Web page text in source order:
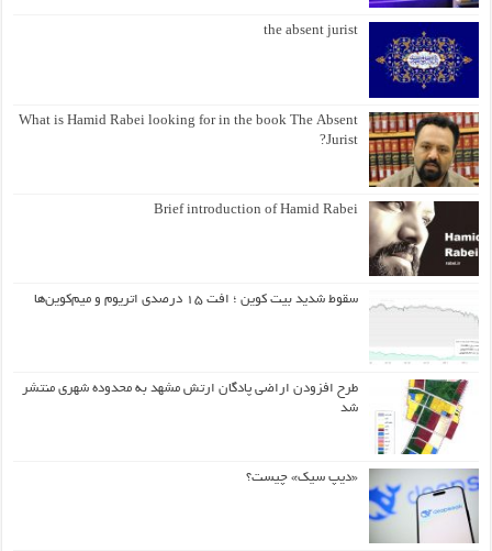
the absent jurist
What is Hamid Rabei looking for in the book The Absent
Jurist?
Brief introduction of Hamid Rabei
سقوط شدید بیت کوین ؛ افت ۱۵ درصدی اتریوم و میم‌کوین‌ها
طرح افزودن اراضی پادگان ارتش مشهد به محدوده شهری منتشر
شد
«دیپ سیک» چیست؟